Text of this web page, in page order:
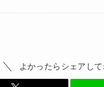
よかったらシェアして